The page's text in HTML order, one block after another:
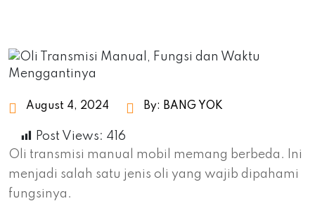
August 4, 2024 By: BANG YOK
Post Views: 416
Oli transmisi manual mobil memang berbeda. Ini
menjadi salah satu jenis oli yang wajib dipahami
fungsinya.